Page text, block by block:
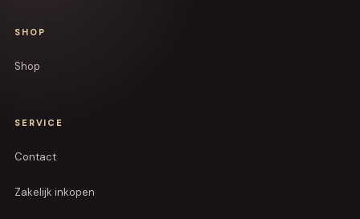
SHOP
Shop
SERVICE
Contact
Zakelijk inkopen